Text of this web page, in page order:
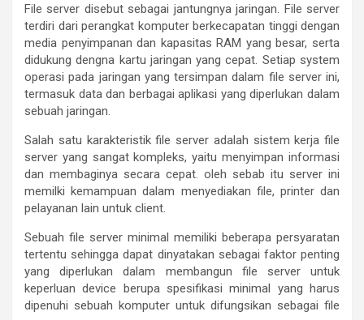
File server disebut sebagai jantungnya jaringan. File server
terdiri dari perangkat komputer berkecapatan tinggi dengan
media penyimpanan dan kapasitas RAM yang besar, serta
didukung dengna kartu jaringan yang cepat. Setiap system
operasi pada jaringan yang tersimpan dalam file server ini,
termasuk data dan berbagai aplikasi yang diperlukan dalam
sebuah jaringan.
Salah satu karakteristik file server adalah sistem kerja file
server yang sangat kompleks, yaitu menyimpan informasi
dan membaginya secara cepat. oleh sebab itu server ini
memilki kemampuan dalam menyediakan file, printer dan
pelayanan lain untuk client.
Sebuah file server minimal memiliki beberapa persyaratan
tertentu sehingga dapat dinyatakan sebagai faktor penting
yang diperlukan dalam membangun file server untuk
keperluan device berupa spesifikasi minimal yang harus
dipenuhi sebuah komputer untuk difungsikan sebagai file